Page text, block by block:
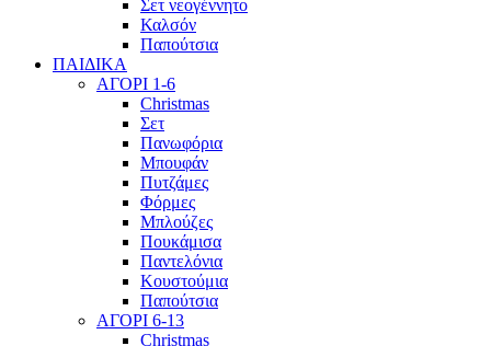
Σετ νεογέννητο
Καλσόν
Παπούτσια
ΠΑΙΔΙΚΑ
ΑΓΟΡΙ 1-6
Christmas
Σετ
Πανωφόρια
Μπουφάν
Πυτζάμες
Φόρμες
Μπλούζες
Πουκάμισα
Παντελόνια
Κουστούμια
Παπούτσια
ΑΓΟΡΙ 6-13
Christmas